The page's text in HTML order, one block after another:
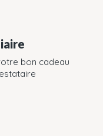
bon cadeau